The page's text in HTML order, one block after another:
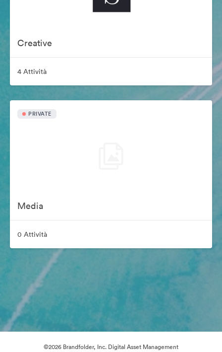
Creative
4 Attività
PRIVATE
Media
0 Attività
©2026 Brandfolder, Inc. Digital Asset Management